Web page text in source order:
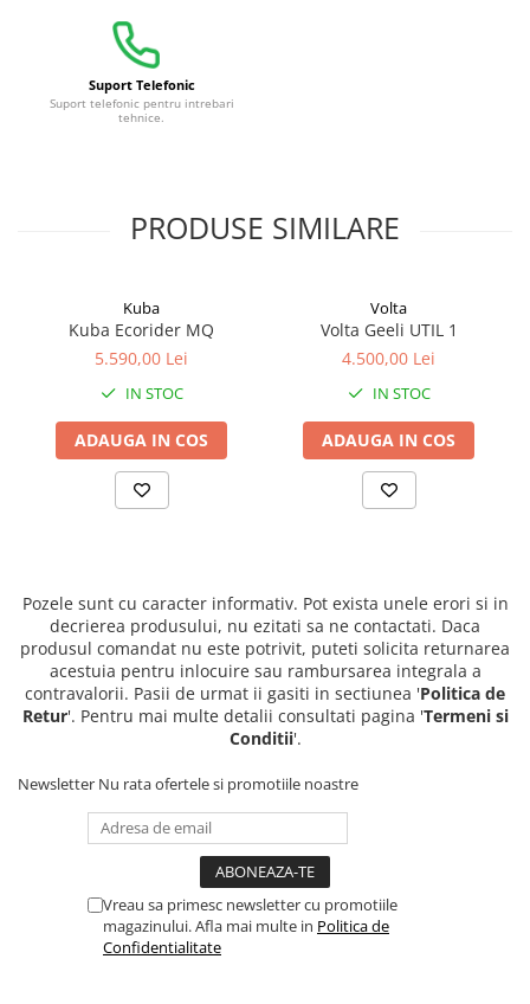
Suport Telefonic
Suport telefonic pentru intrebari
tehnice.
PRODUSE SIMILARE
Kuba
Kuba Ecorider MQ
5.590,00 Lei
IN STOC
ADAUGA IN COS
Volta
Volta Geeli UTIL 1
4.500,00 Lei
IN STOC
ADAUGA IN COS
Pozele sunt cu caracter informativ. Pot exista unele erori si in
decrierea produsului, nu ezitati sa ne contactati. Daca
produsul comandat nu este potrivit, puteti solicita returnarea
acestuia pentru inlocuire sau rambursarea integrala a
contravalorii. Pasii de urmat ii gasiti in sectiunea 'Politica de
Retur'. Pentru mai multe detalii consultati pagina 'Termeni si
Conditii'.
Newsletter Nu rata ofertele si promotiile noastre
Vreau sa primesc newsletter cu promotiile
magazinului. Afla mai multe in Politica de
Confidentialitate